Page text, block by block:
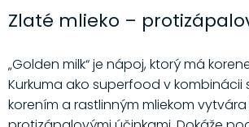
Zlaté mlieko –
„Golden milk“ je nápoj, ktorý má
Kurkuma ako superfood v kombinácii
korením a rastlinným mliekom vytvára